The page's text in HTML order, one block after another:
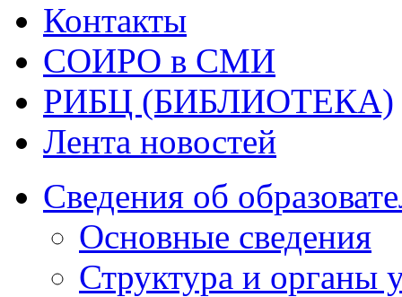
Контакты
СОИРО в СМИ
РИБЦ (БИБЛИОТЕКА)
Лента новостей
Сведения об
Основные сведения
Структура и органы